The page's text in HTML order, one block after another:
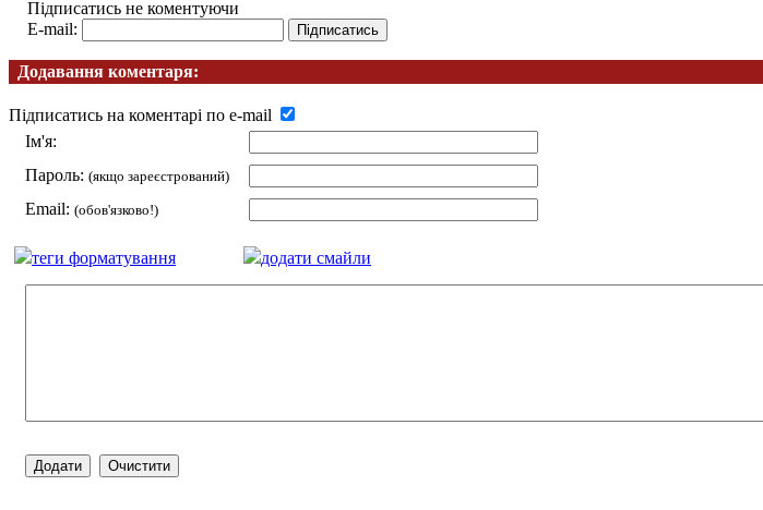
Підписатись не коментуючи
E-mail:
Додавання коментаря:
Підписатись на коментарі по e-mail
Ім'я:
Пароль: (якщо зареєстрований)
Email: (обов'язково!)
теги форматування додати смайли